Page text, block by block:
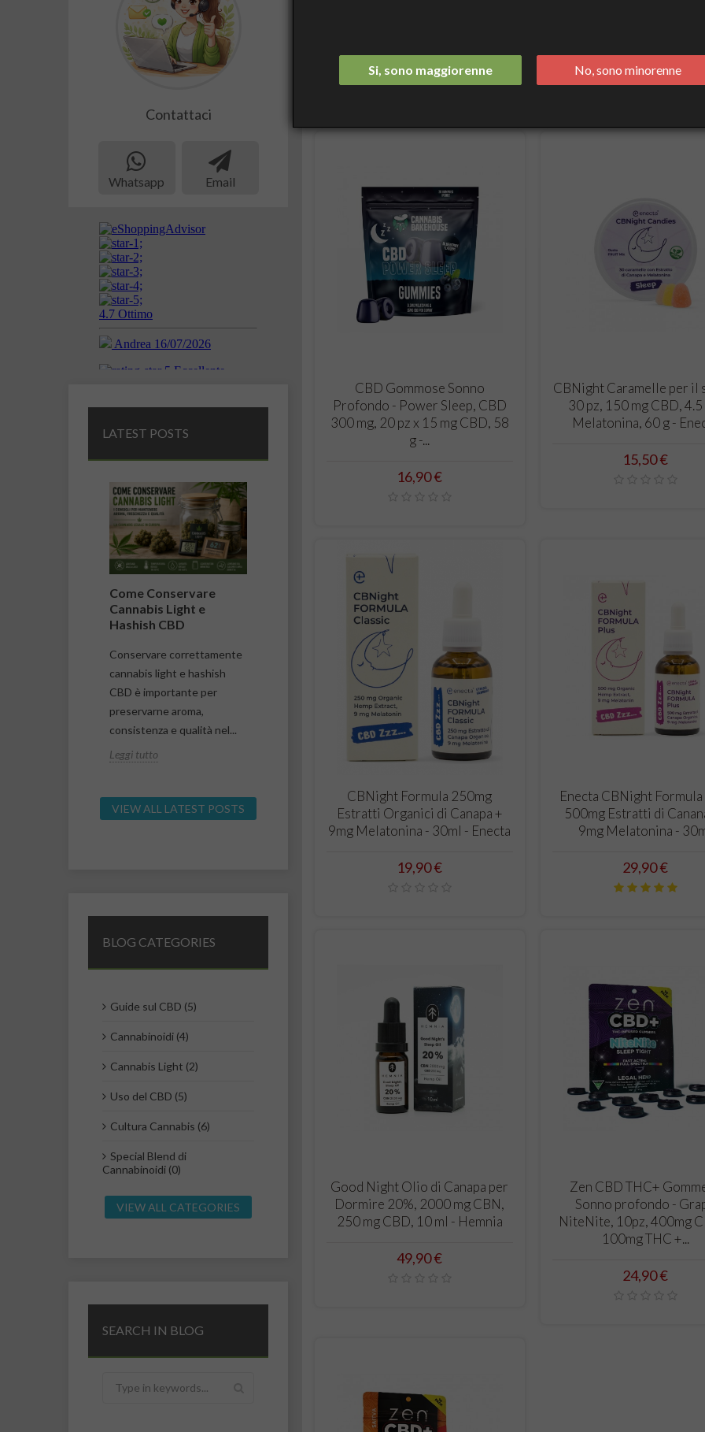
Contattaci
Whatsapp Email
LATEST POSTS
Come Conservare
Cannabis Light e
Hashish CBD
Conservare correttamente
cannabis light e hashish
CBD è importante per
preservarne aroma,
consistenza e qualità nel...
Leggi tutto
Differenza tra
Cannabis Light e
Cannabis light e marijuana
vengono spesso confuse,
ma presentano differenze
importanti legate
soprattutto al...
CBD, CBG e CBN sono tre
dei cannabinoidi più
conosciuti presenti nella
pianta di cannabis. Negli
ultimi anni questi...
percentuali,
Scegliere
può
soprattutto
avvicina per
VIEW ALL LATEST POSTS
BLOG CATEGORIES
Guide sul CBD (5)
Cannabinoidi (4)
Cannabis Light (2)
Uso del CBD (5)
Cultura Cannabis (6)
Special Blend di
Cannabinoidi (0)
VIEW ALL CATEGORIES
SEARCH IN BLOG
CARRELLO
CBD Gommose Sonno
Profondo - Power Sleep, CBD
300 mg, 20 pz x 15 mg CBD, 58
g -...
Prezzo
16,90 €
CARRELLO
CBNight Caramelle per il
30 pz, 150 mg CBD, 4.5
Melatonina, 60 g -
Prezzo
15,50 €
CARRELLO
CBNight Formula 250mg
Estratti Organici di Canapa +
9mg Melatonina - 30ml - Enecta
Prezzo
19,90 €
CARRELLO
Enecta CBNight
500mg Estratti di
9mg Melatonina -
Prezzo
29,90 €
CARRELLO
Good Night Olio di Canapa per
Dormire 20%, 2000 mg CBN,
250 mg CBD, 10 ml - Hemnia
Prezzo
49,90 €
CARRELLO
Zen CBD THC+
Sonno profondo -
NiteNite, 10pz, 400mg
100mg THC +...
Prezzo
24,90 €
Si, sono maggiorenne No, sono minorenne